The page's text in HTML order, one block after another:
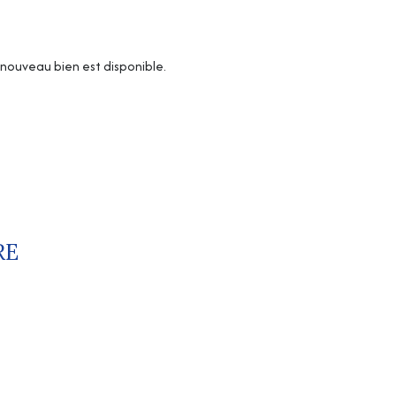
bien est disponible.